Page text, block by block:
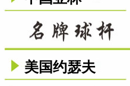
美国约瑟夫